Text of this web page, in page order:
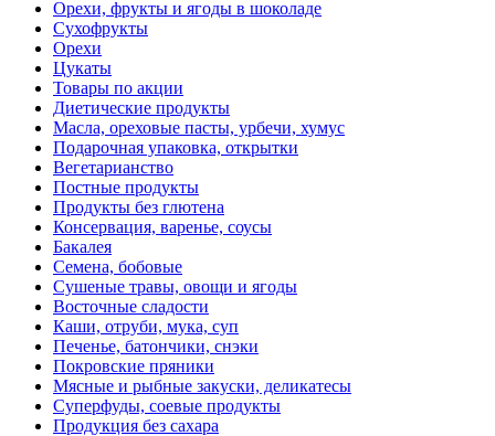
Орехи, фрукты и ягоды в шоколаде
Сухофрукты
Орехи
Цукаты
Товары по акции
Диетические продукты
Масла, ореховые пасты, урбечи, хумус
Подарочная упаковка, открытки
Вегетарианство
Постные продукты
Продукты без глютена
Консервация, варенье, соусы
Бакалея
Семена, бобовые
Сушеные травы, овощи и ягоды
Восточные сладости
Каши, отруби, мука, суп
Печенье, батончики, снэки
Покровские пряники
Мясные и рыбные закуски, деликатесы
Суперфуды, соевые продукты
Продукция без сахара